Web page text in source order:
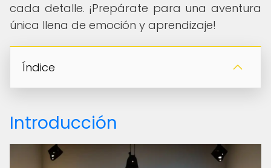
cada detalle. ¡Prepárate para una aventura
única llena de emoción y aprendizaje!
Índice
Introducción